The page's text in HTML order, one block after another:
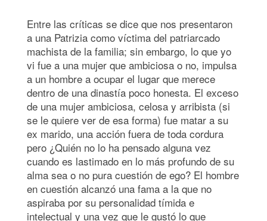
Entre las críticas se dice que nos presentaron
a una Patrizia como víctima del patriarcado
machista de la familia; sin embargo, lo que yo
vi fue a una mujer que ambiciosa o no, impulsa
a un hombre a ocupar el lugar que merece
dentro de una dinastía poco honesta. El exceso
de una mujer ambiciosa, celosa y arribista (si
se le quiere ver de esa forma) fue matar a su
ex marido, una acción fuera de toda cordura
pero ¿Quién no lo ha pensado alguna vez
cuando es lastimado en lo más profundo de su
alma sea o no pura cuestión de ego? El hombre
en cuestión alcanzó una fama a la que no
aspiraba por su personalidad tímida e
intelectual y una vez que le gustó lo que